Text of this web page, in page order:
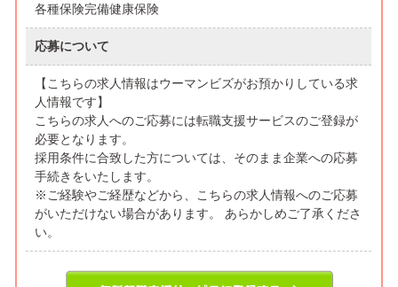
各種保険完備健康保険
応募について
【こちらの求人情報はウーマンビズがお預かりしている求
人情報です】
こちらの求人へのご応募には転職支援サービスのご登録が
必要となります。
採用条件に合致した方については、そのまま企業への応募
手続きをいたします。
※ご経験やご経歴などから、こちらの求人情報へのご応募
がいただけない場合があります。 あらかしめご了承くださ
い。